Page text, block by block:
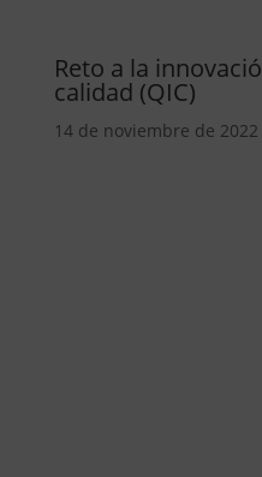
Reto a la
calidad (QIC)
14 de noviembre de 2022